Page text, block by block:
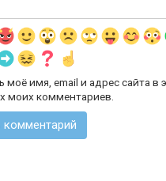
моё имя, email и адрес сайта в
моих комментариев.